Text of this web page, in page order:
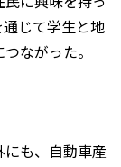
じて学生と地
ながった。
も、自動車産